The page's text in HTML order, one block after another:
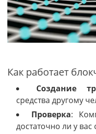
Как работает
Создание
средства другому
Проверка:
достаточно ли у вас